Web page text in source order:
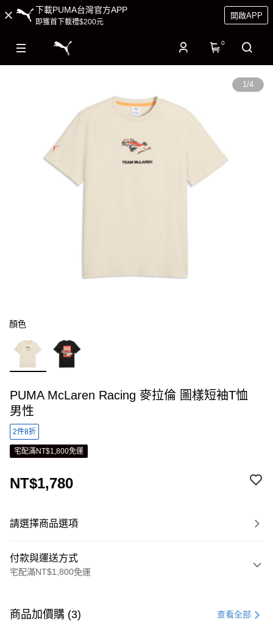
下載PUMA台灣官方APP
即獲首下載禮$200元
開啟APP
0
1/4
顏色
PUMA McLaren Racing 麥拉倫 圖樣短袖T恤
男性
2件8折
宅配滿NT$1,800免運
NT$1,780
請選擇商品選項
付款與運送方式
宅配滿NT$1,800免運
信用卡一次付款
商品加價購 (3) 查看全部